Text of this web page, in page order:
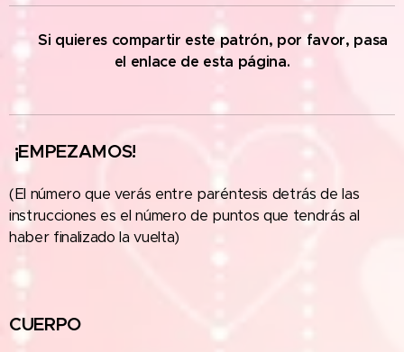
✅
Si quieres compartir este patrón, por favor, pasa
el enlace de esta página.
¡EMPEZAMOS!
(El número que verás entre paréntesis detrás de las
instrucciones es el número de puntos que tendrás al
haber finalizado la vuelta)
CUERPO